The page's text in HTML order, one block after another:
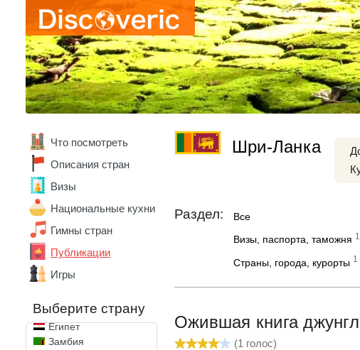
Что посмотреть
Описания стран
Визы
Национальные кухни
Гимны стран
Публикации
Игры
Выберите страну
Армения
Беларусь
Бельгия
Бенин
Болгария
Боливия
Бразилия
Венгрия
Венесуэла
Габон
Гана
Гонконг
Греция
Дания
Доминикана
Египет
Замбия
Шри-Ланка
Раздел: Все
Визы, паспорта, таможня 1
Страны, города, курорты 1
Ожившая книга
(1 голос)